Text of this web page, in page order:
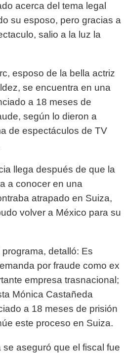
acerca del tema legal
su esposo, pero gracias a
salio a la luz la
esposo de la bella actriz
se encuentra en una
a 18 meses de
según lo dieron a
de espectáculos de TV
llega después de que la
a conocer en una
atrapado en Suiza,
volver a México para su
detalló: Es
por fraude como ex
empresa trasnacional;
Mónica Castañeda
a 18 meses de prisión
este proceso en Suiza.
aseguró que el fiscal fue